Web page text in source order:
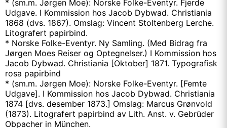
* (sm.m. Jørgen Moe): Norske Folke-Eventyr. Fjerde
Udgave. I Kommission hos Jacob Dybwad. Christiania
1868 (dvs. 1867). Omslag: Vincent Stoltenberg Lerche.
Litografert papirbind.
* Norske Folke-Eventyr. Ny Samling. (Med Bidrag fra
Jørgen Moes Reiser og Optegnelser.) I Kommission hos
Jacob Dybwad. Christiania [Oktober] 1871. Typografisk
rosa papirbind
* (sm.m. Jørgen Moe): Norske Folke-Eventyr. [Femte
Udgave]. I Kommission hos Jacob Dybwad. Christiania
1874 [dvs. desember 1873.] Omslag: Marcus Grønvold
(1873). Litografert papirbind av Lith. Anst. v. Gebrüder
Obpacher in München.